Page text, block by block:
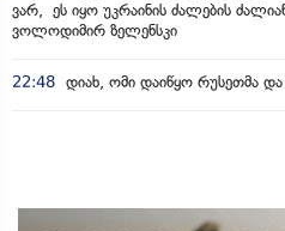
ვარ, ეს იყო უკრაინის ძალების
ვოლოდიმირ ზელენსკი
22:48 დიახ, ომი დაიწყო რუსეთმა და